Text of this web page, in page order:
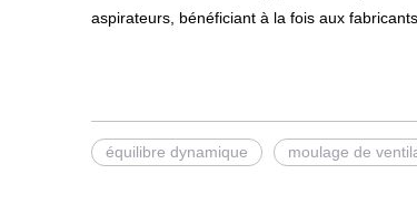
aspirateurs, bénéficiant à la fois aux
équilibre dynamique moulage de